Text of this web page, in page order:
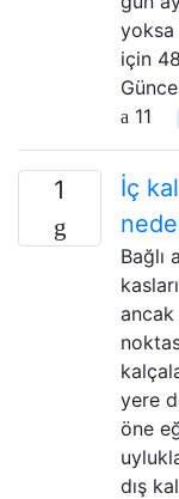
yoksa
için
11
1
İç
Bağlı
yere
öne
dış